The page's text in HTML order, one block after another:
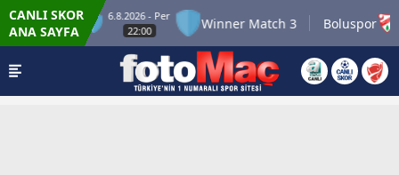
CANLI SKOR
ANA SAYFA
Match 2
6.8.2026 - Per
22:00
Winner Match 3 Boluspor